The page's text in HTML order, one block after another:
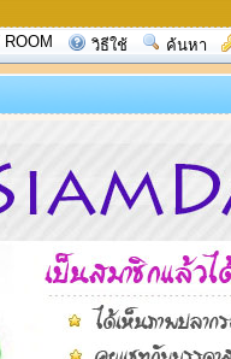
ROOM วิธีใช้ ค้นหา